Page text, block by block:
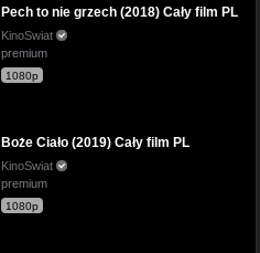
Pech to nie grzech (2018) Cały film PL
KinoSwiat
premium
1080p
Boże Ciało (2019) Cały film PL
KinoSwiat
premium
1080p